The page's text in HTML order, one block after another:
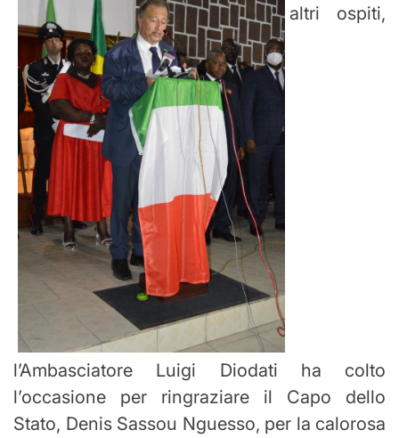
altri ospiti,
l’Ambasciatore Luigi Diodati ha colto
l’occasione per ringraziare il Capo dello
Stato, Denis Sassou Nguesso, per la calorosa